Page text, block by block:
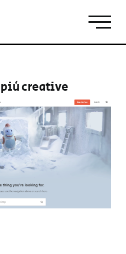
più creative